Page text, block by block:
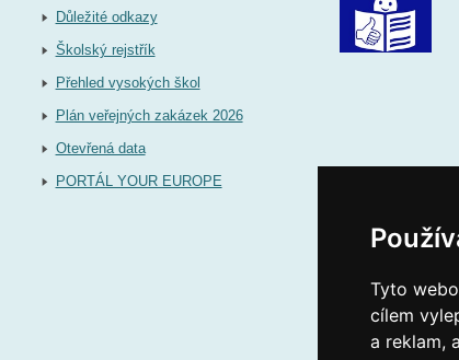
Tyto
cílem
a reklam,
Důležité odkazy
Školský rejstřík
Přehled vysokých škol
Plán veřejných zakázek 2026
Otevřená data
PORTÁL YOUR EUROPE